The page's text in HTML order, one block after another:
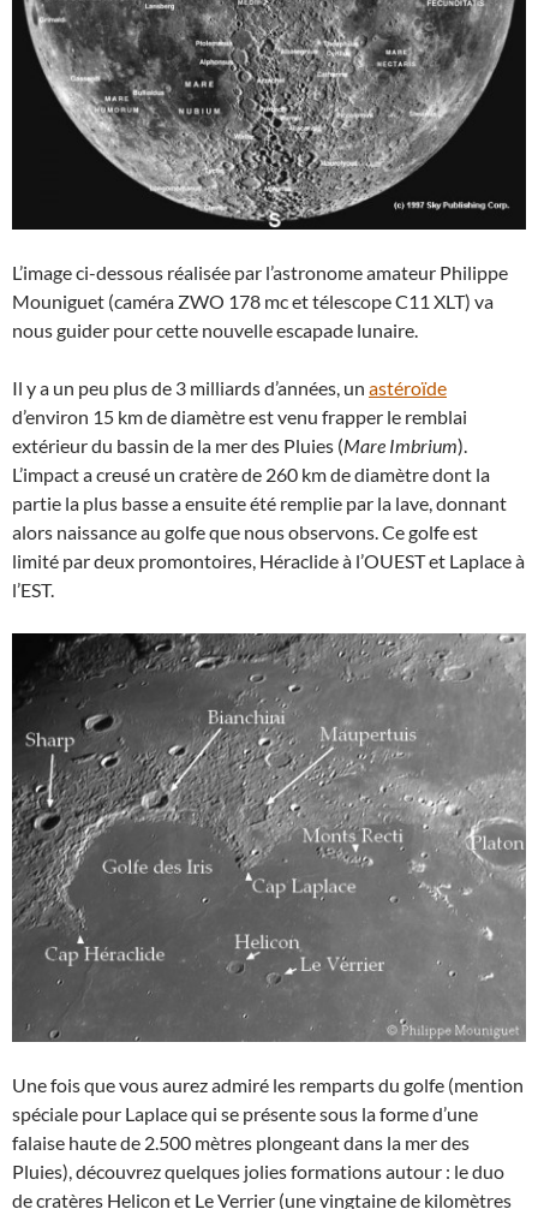
L’image ci-dessous réalisée par l’astronome amateur Philippe
Mouniguet (caméra ZWO 178 mc et télescope C11 XLT) va
nous guider pour cette nouvelle escapade lunaire.
Il y a un peu plus de 3 milliards d’années, un astéroïde
d’environ 15 km de diamètre est venu frapper le remblai
extérieur du bassin de la mer des Pluies (Mare Imbrium).
L’impact a creusé un cratère de 260 km de diamètre dont la
partie la plus basse a ensuite été remplie par la lave, donnant
alors naissance au golfe que nous observons. Ce golfe est
limité par deux promontoires, Héraclide à l’OUEST et Laplace à
l’EST.
Une fois que vous aurez admiré les remparts du golfe (mention
spéciale pour Laplace qui se présente sous la forme d’une
falaise haute de 2.500 mètres plongeant dans la mer des
Pluies), découvrez quelques jolies formations autour : le duo
de cratères Helicon et Le Verrier (une vingtaine de kilomètres